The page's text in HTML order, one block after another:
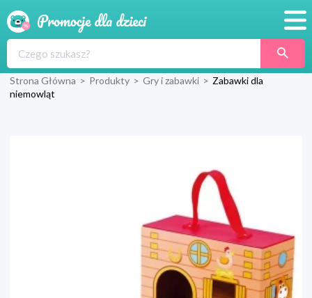
Produkty
Strona Główna > Produkty > Gry i zabawki > Zabawki dla
niemowląt